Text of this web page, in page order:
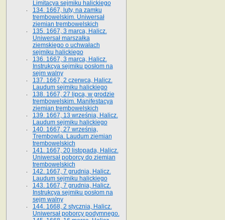
Limitacya sejmiku halickiego
134. 1667, luty, na zamku
trembowelskim. Uniwersał
ziemian trembowelskich
135. 1667, 3 marca, Halicz.
Uniwersał marszałka
ziemskiego o uchwałach
sejmiku halickiego
136. 1667, 3 marca, Halicz.
Instrukcya sejmiku posłom na
sejm walny
137. 1667, 2 czerwca, Halicz.
Laudum sejmiku halickiego
138. 1667, 27 lipca, w grodzie
trembowelskim. Manifestacya
ziemian trembowelskich
139. 1667, 13 września, Halicz.
Laudum sejmiku halickiego
140. 1667, 27 września,
Trembowla. Laudum ziemian
trembowelskich
141. 1667, 20 listopada, Halicz.
Uniwersał poborcy do ziemian
trembowelskich
142. 1667, 7 grudnia, Halicz.
Laudum sejmiku halickiego
143. 1667, 7 grudnia, Halicz.
Instrukcya sejmiku posłom na
sejm walny
144. 1668, 2 stycznia, Halicz.
Uniwersał poborcy podymnego.